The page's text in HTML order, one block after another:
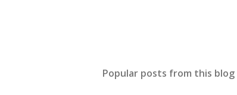
Popular posts from this blog